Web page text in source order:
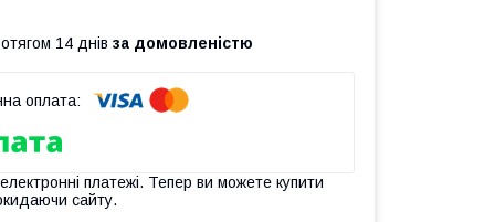
14 днів за домовленістю
платежі. Тепер ви можете купити
сайту.